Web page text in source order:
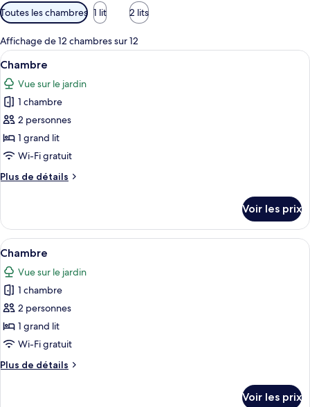
Filtres
disponibles
pour
les
chambres
Toutes les chambres 1 lit 2 lits
Affichage de 12 chambres sur 12
Afficher
toutes
les
photos
pour
ce
type
chambre :
Un lit bien fait, recouvert d’une
15
Chambre
Vue sur le jardin
1 chambre
2 personnes
1 grand lit
Wi-Fi gratuit
Plus de détails
Plus
le
type
de
chambre
Chambre
Voir les prix
Afficher
toutes
les
photos
pour
ce
type
chambre :
Un homme, appuyé sur la
6
Chambre
Vue sur le jardin
1 chambre
2 personnes
1 grand lit
Wi-Fi gratuit
Plus de détails
Plus
Voir les prix